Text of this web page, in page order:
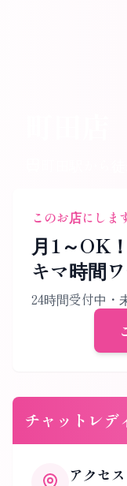
このお店にしま
月1～OK
キマ時間ワ
24時間受付中・
チャットレデ
アクセス